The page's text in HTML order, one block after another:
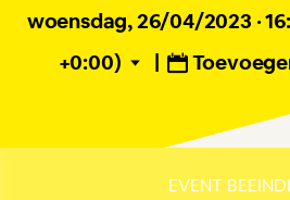
woensdag, 26/04/2023 ·
+0:00)
|
EVENT